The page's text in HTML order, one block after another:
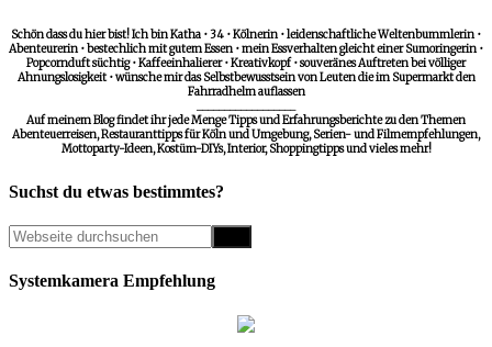
Schön dass du hier bist! Ich bin Katha • 34 • Kölnerin • leidenschaftliche Weltenbummlerin •
Abenteurerin • bestechlich mit gutem Essen • mein Essverhalten gleicht einer Sumoringerin •
Popcornduft süchtig • Kaffeeinhalierer • Kreativkopf • souveränes Auftreten bei völliger
Ahnungslosigkeit • wünsche mir das Selbstbewusstsein von Leuten die im Supermarkt den
Fahrradhelm auflassen
__________________
Auf meinem Blog findet ihr jede Menge Tipps und Erfahrungsberichte zu den Themen
Abenteuerreisen, Restauranttipps für Köln und Umgebung, Serien- und Filmempfehlungen,
Mottoparty-Ideen, Kostüm-DIYs, Interior, Shoppingtipps und vieles mehr!
Suchst du etwas bestimmtes?
Systemkamera Empfehlung